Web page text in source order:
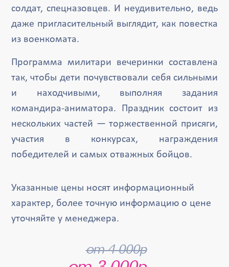
солдат, спецназовцев. И неудивительно, ведь
даже пригласительный выглядит, как повестка
из военкомата.
Программа милитари вечеринки составлена
так, чтобы дети почувствовали себя сильными
и находчивыми, выполняя задания
командира-аниматора. Праздник состоит из
нескольких частей — торжественной присяги,
участия в конкурсах, награждения
победителей и самых отважных бойцов.
Указанные цены носят информационный
характер, более точную информацию о цене
уточняйте у менеджера.
от 4 000р